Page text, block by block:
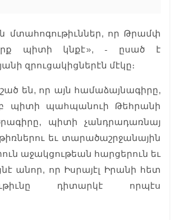
մտահոգութիւններ, որ Թրամփ
պիտի կնքէ», - ըսած է
զրուցակիցներէն մէկը։
են, որ այն համաձայնագիրը,
պիտի պահպանուի Թեհրանի
պիտի չանդրադառնայ
եւ տարածաշրջանային
աջակցութեան հարցերուն եւ
անոր, որ Իսրայէլ Իրանի հետ
դիտարկէ որպէս